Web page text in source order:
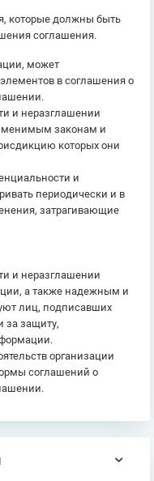
которые должны быть
соглашения.
может
в соглашения о
и неразглашении
законам и
которых они
и
периодически и в
затрагивающие
и неразглашении
а также надежным и
лиц, подписавших
за защиту,
организации
соглашений о